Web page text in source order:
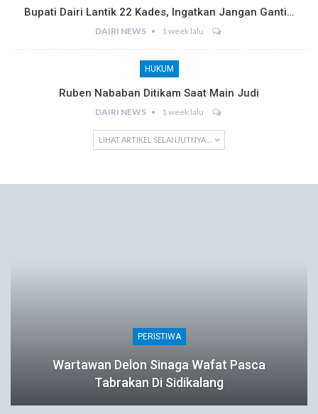
Bupati Dairi Lantik 22 Kades, Ingatkan Jangan Ganti…
DAIRI NEWS 1 week lalu
HUKUM
Ruben Nababan Ditikam Saat Main Judi
DAIRI NEWS 1 week lalu
LIHAT ARTIKEL SELANJUTNYA ...
PERISTIWA
Wartawan Delon Sinaga Wafat Pasca
Tabrakan Di Sidikalang